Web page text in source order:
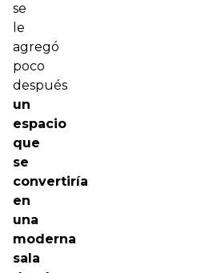
se
le
agregó
poco
después
un
espacio
que
se
convertiría
en
una
moderna
sala